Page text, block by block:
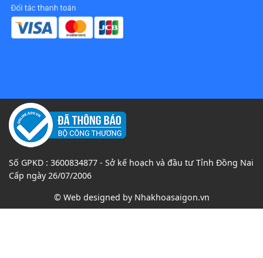
Số GPKD : 3600834877 - Sở kế hoạch và đầu tư Tỉnh Đồng Nai
Cấp ngày 26/07/2006
© Web designed by Nhakhoasaigon.vn